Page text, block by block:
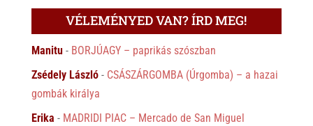
VÉLEMÉNYED VAN? ÍRD MEG!
Manitu- BORJÚAGY – paprikás szószban
Zsédely László- CSÁSZÁRGOMBA (Úrgomba) – a hazai
gombák királya
Erika - MADRIDI PIAC – Mercado de San Miguel